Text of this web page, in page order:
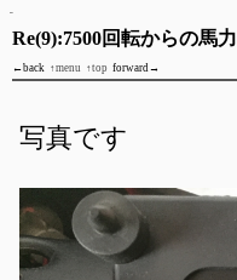
Re(9):7500回転からの馬力
←back ↑menu ↑top forward→
写真です